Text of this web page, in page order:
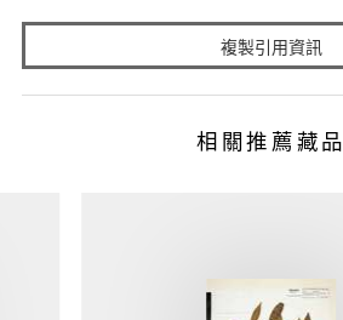
複製引用資訊
相關推薦藏品